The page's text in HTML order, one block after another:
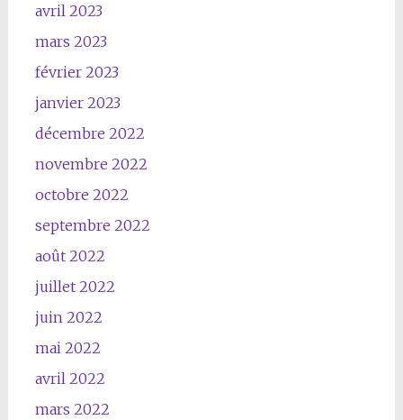
avril 2023
mars 2023
février 2023
janvier 2023
décembre 2022
novembre 2022
octobre 2022
septembre 2022
août 2022
juillet 2022
juin 2022
mai 2022
avril 2022
mars 2022